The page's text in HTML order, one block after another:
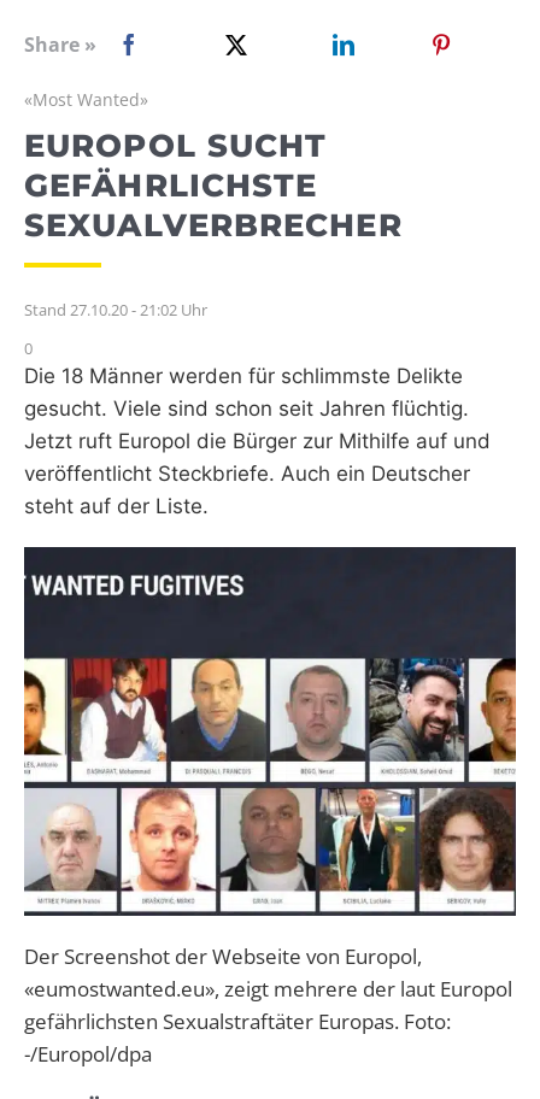
WEBRADIO
Share »
«Most Wanted»
EUROPOL SUCHT
GEFÄHRLICHSTE
SEXUALVERBRECHER
Stand 27.10.20 - 21:02 Uhr
0
Die 18 Männer werden für schlimmste Delikte
gesucht. Viele sind schon seit Jahren flüchtig.
Jetzt ruft Europol die Bürger zur Mithilfe auf und
veröffentlicht Steckbriefe. Auch ein Deutscher
steht auf der Liste.
Der Screenshot der Webseite von Europol,
«eumostwanted.eu», zeigt mehrere der laut Europol
gefährlichsten Sexualstraftäter Europas. Foto:
-/Europol/dpa